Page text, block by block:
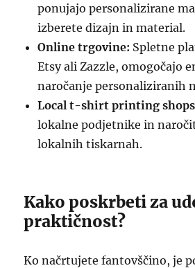
ponujajo personalizirane
izberete dizajn in material.
Online trgovine: Spletne
Etsy ali Zazzle, omogočajo
naročanje personaliziranih
Local t-shirt printing
lokalne podjetnike in
lokalnih tiskarnah.
Kako poskrbeti za
praktičnost?
Ko načrtujete fantovščino, je